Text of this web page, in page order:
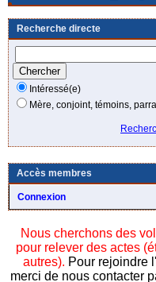
Recherche directe
Intéressé(e)
Mère, conjoint, témoins,
Accès membres
Connexion
Nous cherchons des
pour relever des actes
autres). Pour rejoindre
merci de nous contacter